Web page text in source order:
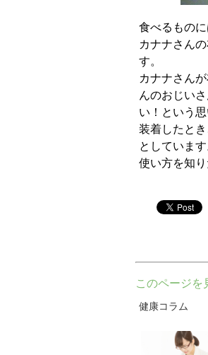
食べるもの
カナナさん
す。
カナナさん
んのおじい
い！という
装着したと
としていま
使い方を知
このページを
健康コラム